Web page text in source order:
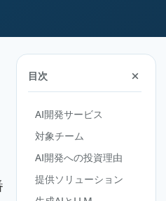
目次
AI開発サービス
対象チーム
AI開発への投資理由
提供ソリューション